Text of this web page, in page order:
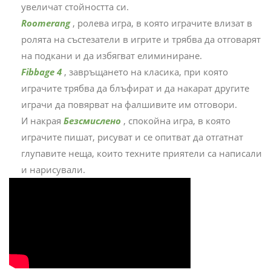
увеличат стойността си.
Roomerang , ролева игра, в която играчите влизат в
ролята на състезатели в игрите и трябва да отговарят
на подкани и да избягват елиминиране.
Fibbage 4 , завръщането на класика, при която
играчите трябва да блъфират и да накарат другите
играчи да повярват на фалшивите им отговори.
И накрая Безсмислено , спокойна игра, в която
играчите пишат, рисуват и се опитват да отгатнат
глупавите неща, които техните приятели са написали
и нарисували.